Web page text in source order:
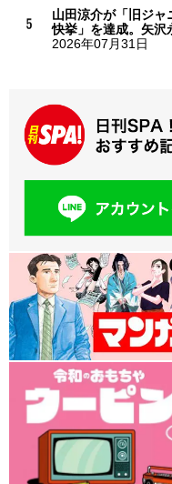
山田涼介が「旧ジャ
快挙」を達成。矢沢
2026年07月31日